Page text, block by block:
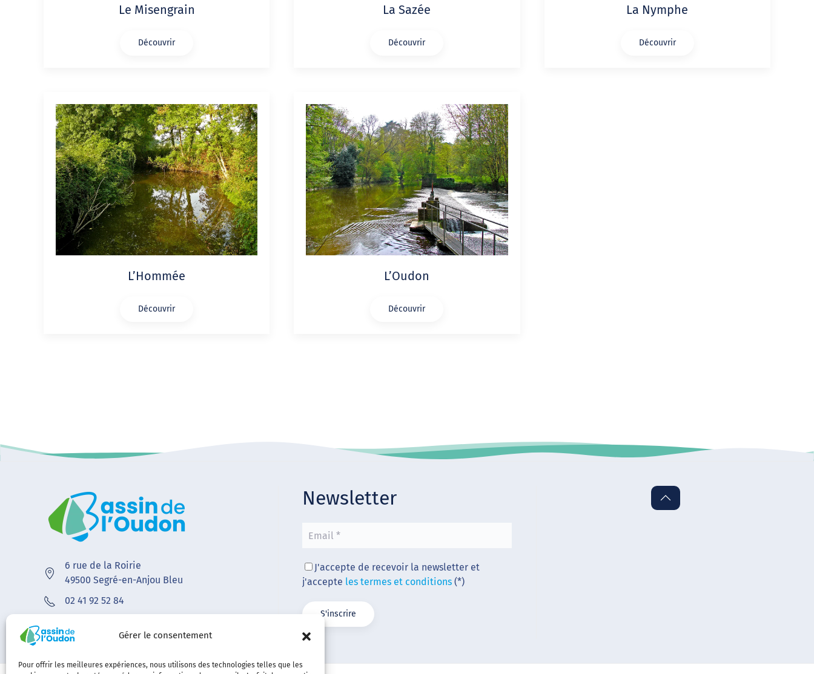
Gérer le consentement
Pour offrir les meilleures expériences, nous utilisons des technologies telles que les
Le Misengrain
Découvrir
La Sazée
Découvrir
La Nymphe
Découvrir
L’Hommée
Découvrir
L’Oudon
Découvrir
6 rue de la Roirie
49500 Segré-en-Anjou Bleu
02 41 92 52 84
Newsletter
J'accepte de recevoir la newsletter et
j'accepte les termes et conditions(*)